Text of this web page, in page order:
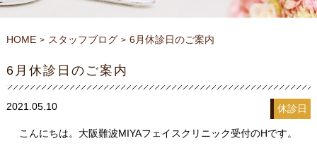
HOME スタッフブログ 6月休診日のご案内
6月休診日のご案内
2021.05.10 休診日
こんにちは。大阪難波MIYAフェイスクリニック受付のHです。